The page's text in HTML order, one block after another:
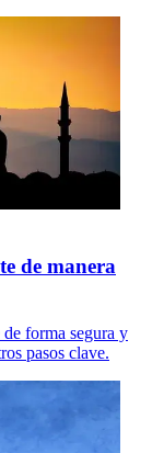
de manera
forma segura y
pasos clave.